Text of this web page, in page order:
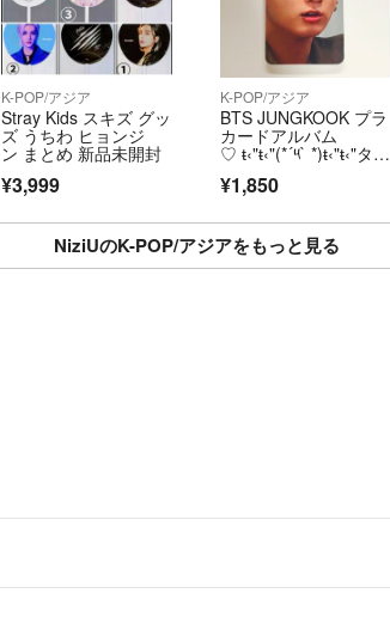
K-POP/アジア
Stray Kids スキズ グッ
ズ うちわ ヒョンジ
ン まとめ 新品未開封
¥3,999
K-POP/アジア
BTS JUNGKOOK プラ
カードアルバム
♡ ŧ‹"ŧ‹"(*´༥` *)ŧ‹"ŧ‹"タイ
¥1,850
NiziUのK-POP/アジアをもっと見る